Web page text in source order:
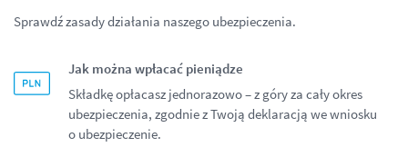
Sprawdź zasady działania naszego ubezpieczenia.
Jak można wpłacać pieniądze
Składkę opłacasz jednorazowo – z góry za cały okres
ubezpieczenia, zgodnie z Twoją deklaracją we wniosku
o ubezpieczenie.